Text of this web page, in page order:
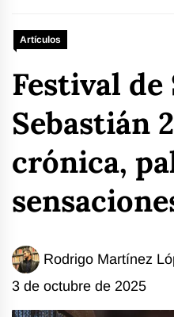
Artículos
Festival de
Sebastián
crónica,
Rodrigo Martínez
3 de octubre de 2025